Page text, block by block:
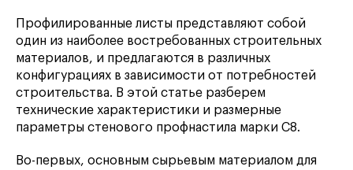
Профилированные листы представляют собой
один из наиболее востребованных строительных
материалов, и предлагаются в различных
конфигурациях в зависимости от потребностей
строительства. В этой статье разберем
технические характеристики и размерные
параметры стенового профнастила марки С8.
Во-первых, основным сырьевым материалом для